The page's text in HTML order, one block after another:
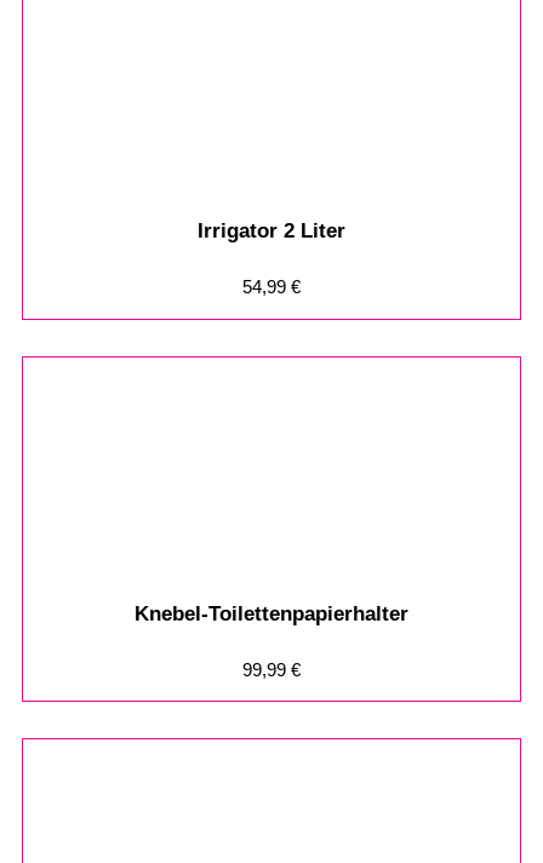
Irrigator 2 Liter
54,99 €
Knebel-Toilettenpapierhalter
99,99 €